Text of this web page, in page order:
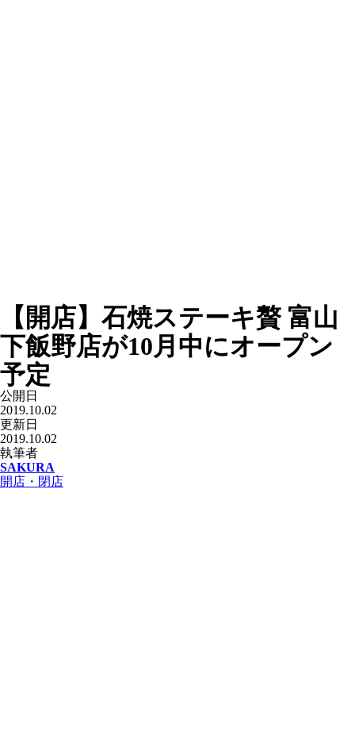
【開店】石焼ステーキ贅 富山
下飯野店が10月中にオープン
予定
公開日
2019.10.02
更新日
2019.10.02
執筆者
SAKURA
開店・閉店